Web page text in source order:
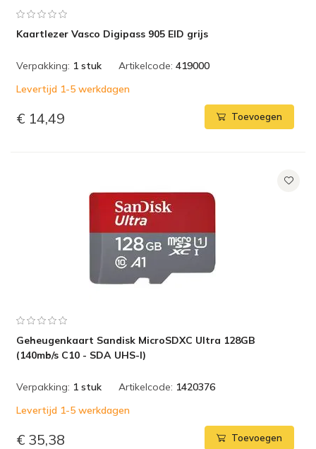
Kaartlezer Vasco Digipass 905 EID grijs
Verpakking: 1 stuk Artikelcode: 419000
Levertijd 1-5 werkdagen
€ 14,49 Toevoegen
Geheugenkaart Sandisk MicroSDXC Ultra 128GB
(140mb/s C10 - SDA UHS-I)
Verpakking: 1 stuk Artikelcode: 1420376
Levertijd 1-5 werkdagen
€ 35,38 Toevoegen